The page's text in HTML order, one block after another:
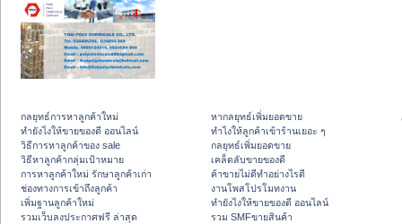
กลยุทธ์การหาลูกค้าใหม่
ทํายังไงให้ขายของดี ออนไลน์
วิธีการหาลูกค้าของ sale
วิธีหาลูกค้ากลุ่มเป้าหมาย
การหาลูกค้าใหม่ รักษาลูกค้าเก่า
ช่องทางการเข้าถึงลูกค้า
เพิ่มฐานลูกค้าใหม่
รวมเว็บลงประกาศฟรี ล่าสุด
หากลยุทธ์เพิ่มยอดขาย
ทําไงให้ลูกค้าเข้าร้านเยอะ ๆ
กลยุทธ์เพิ่มยอดขาย
เคล็ดลับขายของดี
ค้าขายไม่ดีทำอย่างไรดี
งานโพสโปรโมทงาน
ทํายังไงให้ขายของดี ออนไลน์
รวม SMFขายสินค้า